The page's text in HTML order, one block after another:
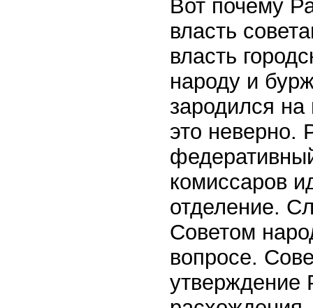
Вот почему
власть
власть
народу и
зародился
это неверно.
комиссаров
отделение.
Советом
вопросе.
утверждение